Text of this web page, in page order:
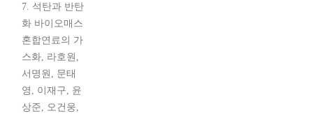
7. 석탄과 반탄
화 바이오매스
혼합연료의 가
스화, 라호원,
서명원, 문태
영, 이재구, 윤
상준, 오건웅,